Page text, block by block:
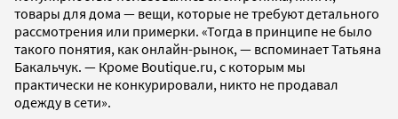
товары для дома — вещи, которые не требуют детального
рассмотрения или примерки. «Тогда в принципе не было
такого понятия, как онлайн-рынок, — вспоминает Татьяна
Бакальчук. — Кроме Boutique.ru, с которым мы
практически не конкурировали, никто не продавал
одежду в сети».